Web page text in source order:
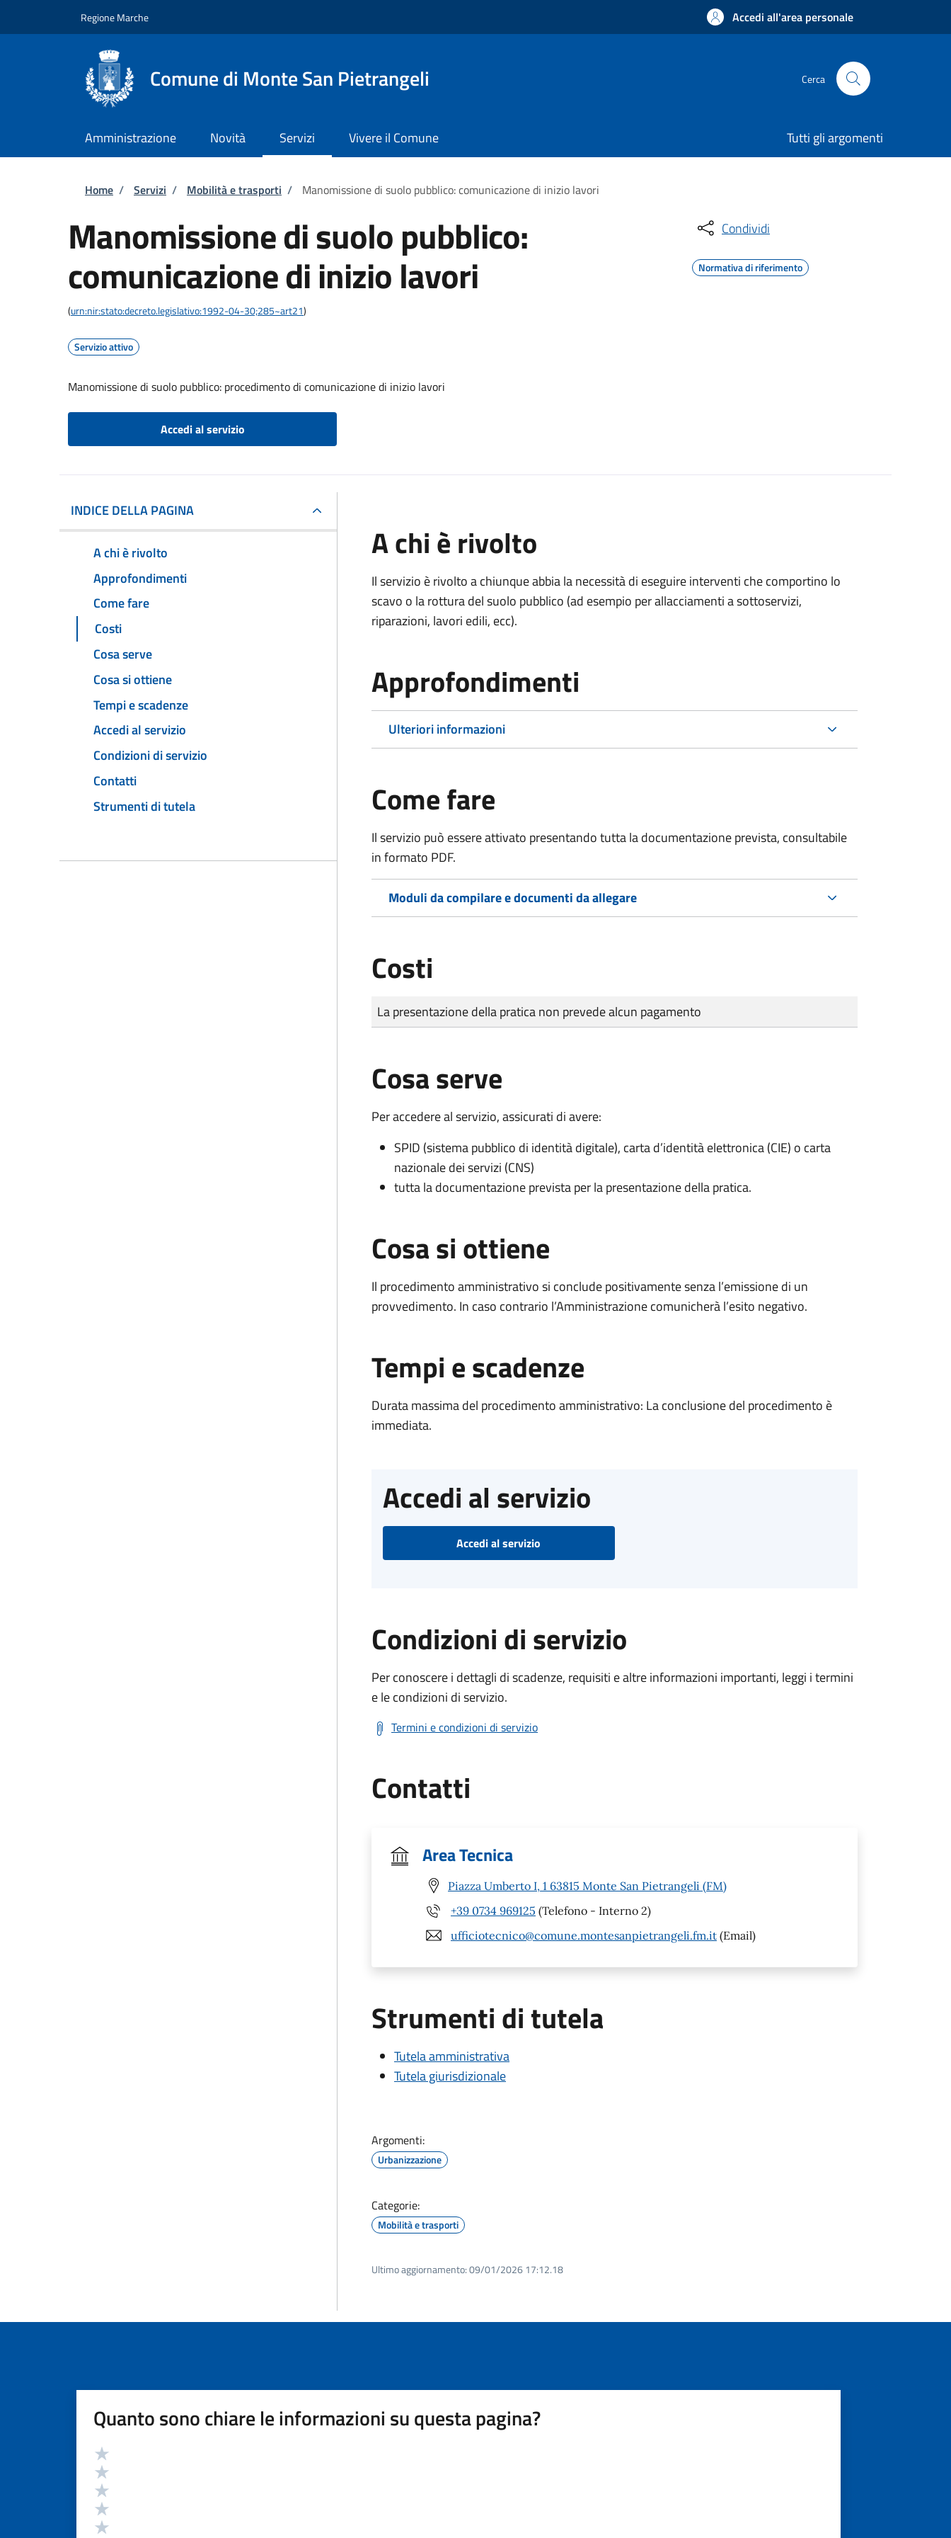
Regione Marche Accedi all'area personale
Comune di Monte San Pietrangeli Cerca
Amministrazione Novità Servizi Vivere il Comune Tutti gli argomenti
Briciole di pane
Home / Servizi / Mobilità e trasporti / Manomissione di suolo pubblico: comunicazione di inizio lavori
Manomissione di suolo pubblico:
comunicazione di inizio lavori
(urn:nir:stato:decreto.legislativo:1992-04-30;285~art21)
Servizio attivo
Manomissione di suolo pubblico: procedimento di comunicazione di inizio lavori
Accedi al servizio
Condividi
Normativa di riferimento
INDICE DELLA PAGINA
A chi è rivolto
Approfondimenti
Come fare
Costi
Cosa serve
Cosa si ottiene
Tempi e scadenze
Accedi al servizio
Condizioni di servizio
Contatti
Strumenti di tutela
A chi è rivolto
Il servizio è rivolto a chiunque abbia la necessità di eseguire interventi che comportino lo
scavo o la rottura del suolo pubblico (ad esempio per allacciamenti a sottoservizi,
riparazioni, lavori edili, ecc).
Approfondimenti
Ulteriori informazioni
Come fare
Il servizio può essere attivato presentando tutta la documentazione prevista, consultabile
in formato PDF.
Moduli da compilare e documenti da allegare
Costi
Tipo di pagamento
Importo
La presentazione della pratica non prevede alcun pagamento
Cosa serve
Per accedere al servizio, assicurati di avere:
SPID (sistema pubblico di identità digitale), carta d’identità elettronica (CIE) o carta
nazionale dei servizi (CNS)
tutta la documentazione prevista per la presentazione della pratica.
Cosa si ottiene
Il procedimento amministrativo si conclude positivamente senza l’emissione di un
provvedimento. In caso contrario l’Amministrazione comunicherà l’esito negativo.
Tempi e scadenze
Durata massima del procedimento amministrativo: La conclusione del procedimento è
immediata.
Accedi al servizio
Accedi al servizio
Condizioni di servizio
Per conoscere i dettagli di scadenze, requisiti e altre informazioni importanti, leggi i termini
e le condizioni di servizio.
Termini e condizioni di servizio
Contatti
Area Tecnica
Piazza Umberto I, 1 63815 Monte San Pietrangeli (FM)
+39 0734 969125 (Telefono - Interno 2)
ufficiotecnico@comune.montesanpietrangeli.fm.it (Email)
Strumenti di tutela
Tutela amministrativa
Tutela giurisdizionale
Argomenti:
Urbanizzazione
Categorie:
Mobilità e trasporti
Ultimo aggiornamento:09/01/2026 17:12.18
Quanto sono chiare le informazioni su questa pagina?
Valutazione